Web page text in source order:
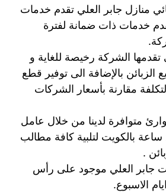
منازل جابر العلي تقدم خدمات
خدمات ذات ضمانة لفترة
تقدمها الشركة رخيصة للغاية و
الزبائن بالإضافة الى توفير قطع
مقارنة بأسعار الشركات
متوافرة لدينا من خلال عامل
كهربائي 24 ساعة بالكويت لتلبية كافة مطالب
.
جابر العلي موجود على رأس
الاسبوع.